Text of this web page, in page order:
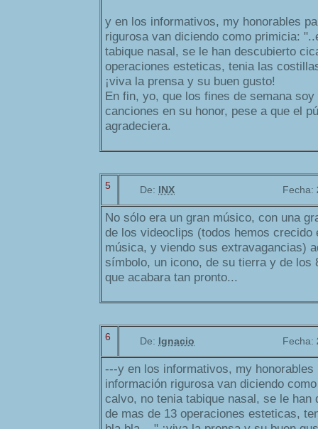
y en los informativos, my honorables
rigurosa van diciendo como primicia:
tabique nasal, se le han descubierto
operaciones esteticas, tenia las
¡viva la prensa y su buen gusto!
En fin, yo, que los fines de semana
canciones en su honor, pese a que el
agradeciera.
5 De: INX Fecha:
No sólo era un gran músico, con una
de los videoclips (todos hemos crecido
música, y viendo sus extravagancias)
símbolo, un icono, de su tierra y de los
que acabara tan pronto...
6 De: Ignacio Fecha:
---y en los informativos, my honorables
información rigurosa van diciendo
calvo, no tenia tabique nasal, se le
de mas de 13 operaciones esteticas,